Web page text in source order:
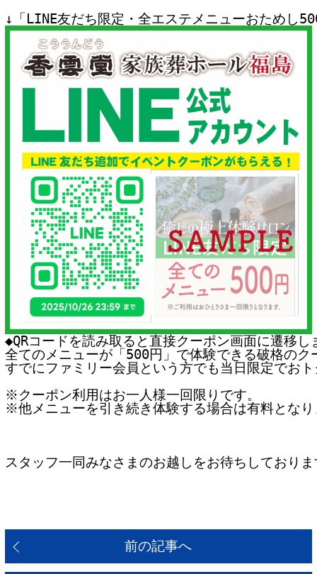
◆QRコードを読み取ると直接クーポン画面に遷移し
全てのメニューが「500円」で体験できる破格のク
すでにファミリー会員という方でも当日限定でお
※クーポン利用はお一人様一回限りです。
※他メニューを引き続き体験する場合は有料とな
スタッフ一同みなさまのお越しをお待ちしており
前の記事へ